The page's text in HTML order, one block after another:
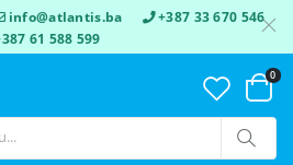
info@atlantis.ba
+387 33 670 546
61 588 599
0